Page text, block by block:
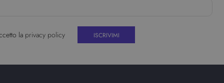
la privacy policy